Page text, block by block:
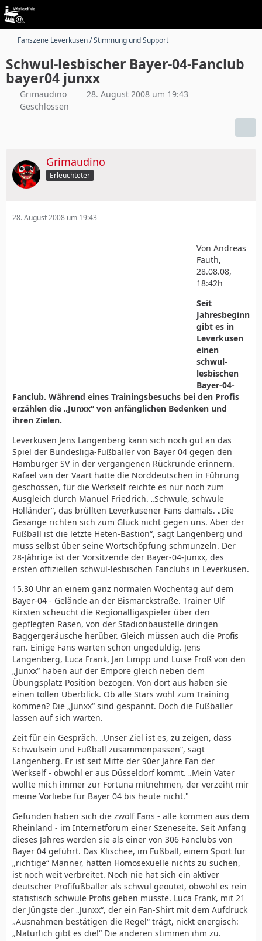
Fanszene Leverkusen / Stimmung und Support
Schwul-lesbischer Bayer-04-Fanclub
bayer04 junxx
Grimaudino
28. August 2008 um 19:43
Geschlossen
Grimaudino
Erleuchteter
28. August 2008 um 19:43
Von Andreas
Fauth,
28.08.08,
18:42h
Seit
Jahresbeginn
gibt es in
Leverkusen
einen
schwul-
lesbischen
Bayer-04-
Fanclub. Während eines Trainingsbesuchs bei den Profis
erzählen die „Junxx“ von anfänglichen Bedenken und
ihren Zielen.
Leverkusen Jens Langenberg kann sich noch gut an das
Spiel der Bundesliga-Fußballer von Bayer 04 gegen den
Hamburger SV in der vergangenen Rückrunde erinnern.
Rafael van der Vaart hatte die Norddeutschen in Führung
geschossen, für die Werkself reichte es nur noch zum
Ausgleich durch Manuel Friedrich. „Schwule, schwule
Holländer“, das brüllten Leverkusener Fans damals. „Die
Gesänge richten sich zum Glück nicht gegen uns. Aber der
Fußball ist die letzte Heten-Bastion“, sagt Langenberg und
muss selbst über seine Wortschöpfung schmunzeln. Der
28-Jährige ist der Vorsitzende der Bayer-04-Junxx, des
ersten offiziellen schwul-lesbischen Fanclubs in Leverkusen.
15.30 Uhr an einem ganz normalen Wochentag auf dem
Bayer-04 - Gelände an der Bismarckstraße. Trainer Ulf
Kirsten scheucht die Regionalligaspieler über den
gepflegten Rasen, von der Stadionbaustelle dringen
Baggergeräusche herüber. Gleich müssen auch die Profis
ran. Einige Fans warten schon ungeduldig. Jens
Langenberg, Luca Frank, Jan Limpp und Luise Froß von den
„Junxx“ haben auf der Empore gleich neben dem
Übungsplatz Position bezogen. Von dort aus haben sie
einen tollen Überblick. Ob alle Stars wohl zum Training
kommen? Die „Junxx“ sind gespannt. Doch die Fußballer
lassen auf sich warten.
Zeit für ein Gespräch. „Unser Ziel ist es, zu zeigen, dass
Schwulsein und Fußball zusammenpassen“, sagt
Langenberg. Er ist seit Mitte der 90er Jahre Fan der
Werkself - obwohl er aus Düsseldorf kommt. „Mein Vater
wollte mich immer zur Fortuna mitnehmen, der verzeiht mir
meine Vorliebe für Bayer 04 bis heute nicht."
Gefunden haben sich die zwölf Fans - alle kommen aus dem
Rheinland - im Internetforum einer Szeneseite. Seit Anfang
dieses Jahres werden sie als einer von 306 Fanclubs von
Bayer 04 geführt. Das Klischee, im Fußball, einem Sport für
„richtige“ Männer, hätten Homosexuelle nichts zu suchen,
ist noch weit verbreitet. Noch nie hat sich ein aktiver
deutscher Profifußballer als schwul geoutet, obwohl es rein
statistisch schwule Profis geben müsste. Luca Frank, mit 21
der Jüngste der „Junxx“, der ein Fan-Shirt mit dem Aufdruck
„Ausnahmen bestätigen die Regel“ trägt, nickt energisch:
„Natürlich gibt es die!“ Die anderen stimmen ihm zu.